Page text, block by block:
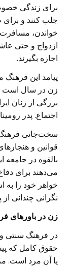
برای زندگی
جلب کنند و
خواندن،
ازدواج و حتی
اجازه بگیرند.
زن در سال است و
بزرگی از زنان
اجتماع. پدر
سخت‌جانی فرهنگ
قوانین و
بالقوه در جامعه
می‌دهند برای
خواهر خود را به
نگرانی چندانی
زن در باورهای
در فرهنگ سنتی و
حقوق کامل که
یا آن مرد است.